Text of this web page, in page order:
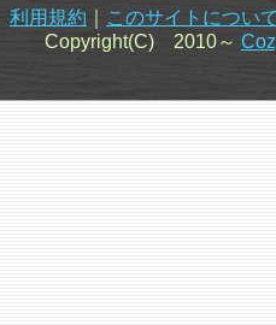
利用規約
このサイトについ
Copyright(C) 2010～